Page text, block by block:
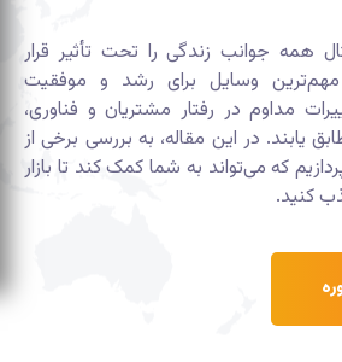
همه جوانب زندگی را تحت تأثیر قرار
مهم‌ترین وسایل برای رشد و موفقیت
مداوم در رفتار مشتریان و فناوری،
یابند. در این مقاله، به بررسی برخی از
که می‌تواند به شما کمک کند تا بازار
کنید.